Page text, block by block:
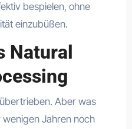
bespielen, ohne
einzubüßen.
Natural
Aber was
Jahren noch